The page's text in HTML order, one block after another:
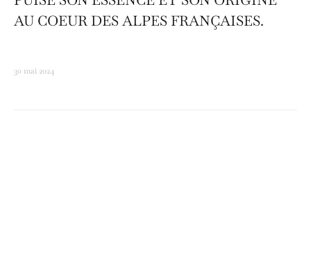
AU COEUR DES ALPES FRANÇAISES.
30 mai 2024